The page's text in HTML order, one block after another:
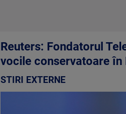
Reuters: Fondatorul
vocile conservatoare în
STIRI EXTERNE